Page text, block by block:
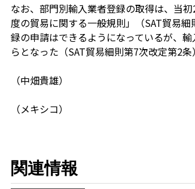
なお、部門別輸入業者登録の取得は、当
度の貿易に関する一般規則」（SAT貿易
録の申請はできるようになっているが、
らとなった（SAT貿易細則第7次改定第2条
（中畑貴雄）
（メキシコ）
関連情報